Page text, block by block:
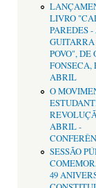
LIVRO
PAREDES -
POVO", DE
FONSECA,
ABRIL
O
ABRIL -
SESSÃO
49